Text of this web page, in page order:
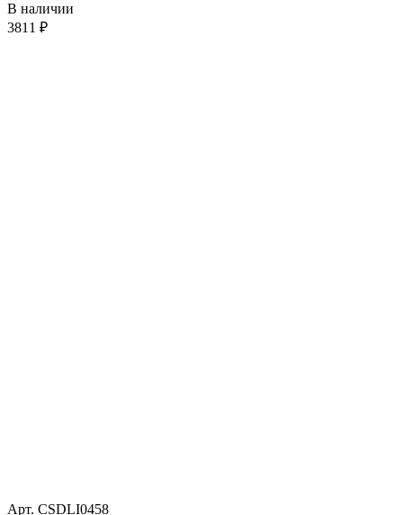
В наличии
3811 ₽
Арт. CSDLI0458